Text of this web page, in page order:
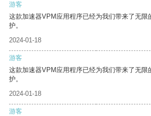
游客
这款加速器VPM应用程序已经为我们带来了无限
护。
2024-01-18
游客
这款加速器VPM应用程序已经为我们带来了无限
护。
2024-01-18
游客